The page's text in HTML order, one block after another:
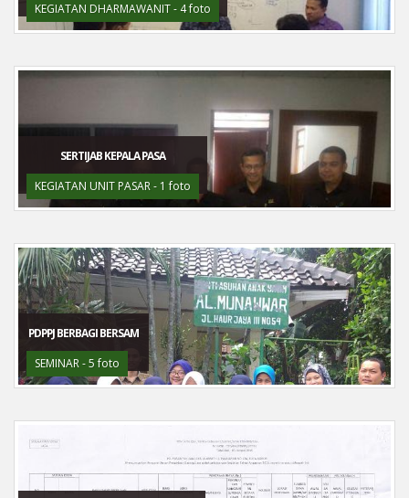
KEGIATAN DHARMAWANIT - 4 foto
SERTIJAB KEPALA PASA
KEGIATAN UNIT PASAR - 1 foto
PDPPJ BERBAGI BERSAM
SEMINAR - 5 foto